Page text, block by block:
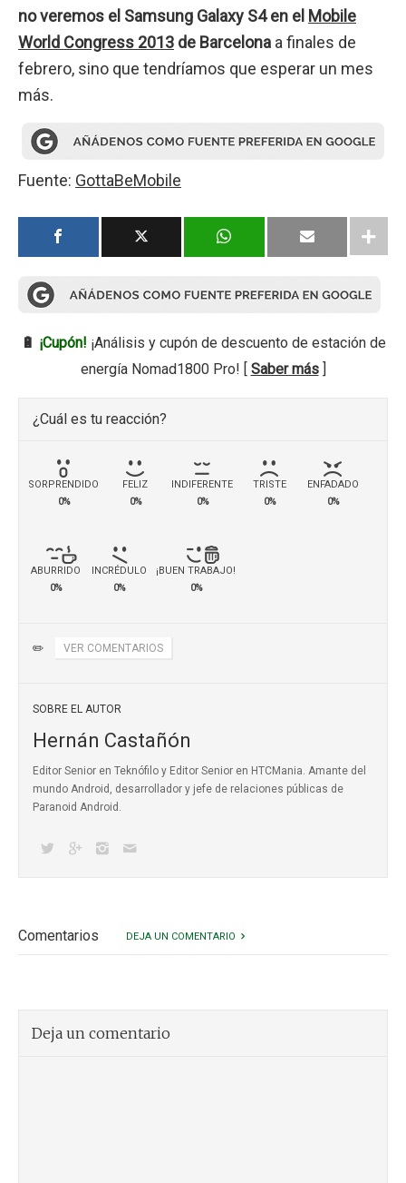
no veremos el Samsung Galaxy S4 en el Mobile
World Congress 2013 de Barcelona a finales de
febrero, sino que tendríamos que esperar un mes
más.
Fuente: GottaBeMobile
🔋 ¡Cupón! ¡Análisis y cupón de descuento de estación de
energía Nomad1800 Pro! [ Saber más]
¿Cuál es tu reacción?
SORPRENDIDO
0%
FELIZ
0%
INDIFERENTE
0%
TRISTE
0%
ENFADADO
0%
ABURRIDO
0%
INCRÉDULO
0%
¡BUEN TRABAJO!
0%
✏️ VER COMENTARIOS
SOBRE EL AUTOR
Hernán Castañón
Editor Senior en Teknófilo y Editor Senior en HTCMania. Amante del
mundo Android, desarrollador y jefe de relaciones públicas de
Paranoid Android.
Comentarios DEJA UN COMENTARIO
Deja un comentario